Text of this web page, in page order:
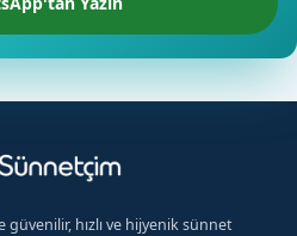
hızlı ve hijyenik sünnet